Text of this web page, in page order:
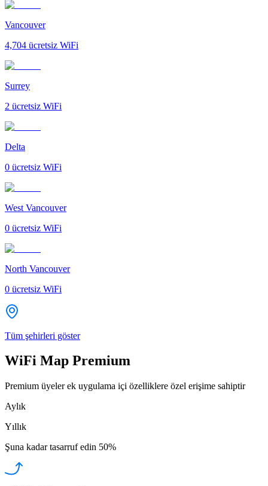
Vancouver
4,704 ücretsiz WiFi
Surrey
2 ücretsiz WiFi
Delta
0 ücretsiz WiFi
West Vancouver
0 ücretsiz WiFi
North Vancouver
0 ücretsiz WiFi
Tüm şehirleri göster
WiFi Map Premium
Premium üyeler ek uygulama içi özelliklere özel erişime sahiptir
Aylık
Yıllık
Şuna kadar tasarruf edin 50%